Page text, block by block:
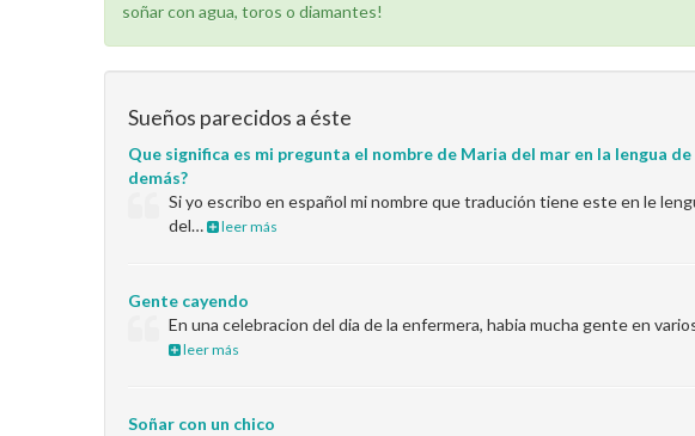
soñar con agua, toros o diamantes!
Sueños parecidos a éste
Que significa es mi pregunta el nombre de Maria del mar en la lengua
demás?
Si yo escribo en español mi nombre que tradución tiene este en le
del…
leer más
Gente cayendo
En una celebracion del dia de la enfermera, habia mucha gente en
leer más
Soñar con un chico